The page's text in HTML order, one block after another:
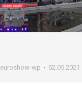
euroshow-wp 02.05.2021